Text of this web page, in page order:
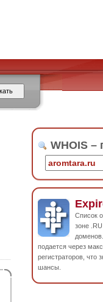
WHOIS –
Список
зоне
подается через
регистраторов, что
шансы.